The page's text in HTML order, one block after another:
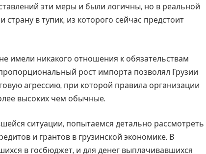
эти меры и были логичны, но в реальной
в тупик, из которого сейчас предстоит
имели никакого отношения к обязательствам
рост импорта позволял Грузии
агрессию, при которой правила организации
высоких чем обычные.
ситуации, попытаемся детально рассмотреть
и грантов в грузинской экономике. В
в госбюджет, и для денег выплачивавшихся